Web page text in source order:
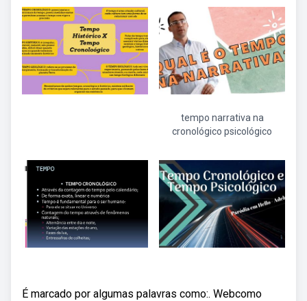
tempo narrativa na
cronológico psicológico
É marcado por algumas palavras como:. Webcomo